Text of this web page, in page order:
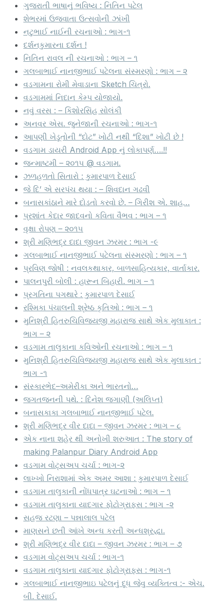
ગુજરાતી ભાષાનું ભવિષ્ય : નિતિન પટેલ
શેભરમાં ઉજવાતા ઉત્સવોની ઝાંખી
નટુભાઈ નાઈની રચનાઓ : ભાગ-૧
દર્શનકુમારના દર્શન !
નિતિન રાવલ ની રચનાઓ : ભાગ – ૧
ગલબાભાઈ નાનજીભાઈ પટેલના સંસ્મરણો : ભાગ – ૨
વડગામના રોમી મેવાડાના Sketch ચિત્રો.
વડગામમાં નિદાન કેમ્પ યોજાયો.
નવું વરસ : – કિશોરસિંહ સોલંકી
અનવર એસ. જુનેજાની રચનાઓ : ભાગ-૧
આપણી ખેડૂતોની “દોટ” ખોટી નથી “દિશા” ખોટી છે !
વડગામ ડાયરી Android App નું લોકાપર્ણ….!!
જન્માષ્ટમી – ૨૦૧૫ @ વડગામ.
ઝળહળતો સિતારો : કુમારપાળ દેસાઈ
જે દિ’ એ સરપંચ થયા : – શિવદાન ગઢવી
બનાસકાંઠાને મારે દોડતો કરવો છે. – ગિરીશ એ. શાહ…
પ્રશાંત કેદાર જાદવનો કવિતા વૈભવ : ભાગ – ૧
વૃક્ષા રોપણ – ૨૦૧૫
શ્રી મણિભદ્ર દાદા જીવન ઝરમર : ભાગ -૯
ગલબાભાઈ નાનજીભાઈ પટેલના સંસ્મરણો : ભાગ – ૧
પ્રવિણ જોષી : નવલકથાકાર, બાળસાહિત્યકાર, વાર્તાકાર.
પાલનપુરી બોલી : હારૂન બિહારી. ભાગ – ૧
પ્રગતિના પગથારે : કુમારપાળ દેસાઈ
રશ્મિકા પંચાલની શ્રેષ્ઠ કૃતિઓ : ભાગ – ૧
મુનિશ્રી હિતરુચિવિજયજી મહારાજ સાથે એક મુલાકાત :
ભાગ – ૨
વડગામ તાલુકાના કવિઓની રચનાઓ : ભાગ – ૧
મુનિશ્રી હિતરુચિવિજયજી મહારાજ સાથે એક મુલાકાત :
ભાગ -૧
સંસ્કારભેદ–અમેરીકા અને ભારતનો…
જગતજનની પથે. : દિનેશ જગાણી (અલિપ્ત)
બનાસકાકા ગલબાભાઈ નાનજીભાઈ પટેલ.
શ્રી મણિભદ્ર વીર દાદા – જીવન ઝરમર : ભાગ – ૮
એક નાના શહેર થી અનોખી શરુઆત : The story of
making Palanpur Diary Android App
વડગામ વોટ્સઅપ ચર્ચા : ભાગ-૨
લાખ્ખો નિરાશામાં એક અમર આશા : કુમારપાળ દેસાઈ
વડગામ તાલુકાની નોંધપાત્ર ઘટનાઓ : ભાગ – ૧
વડગામ તાલુકાના યાદગાર ફોટોગ્રાફ્સ : ભાગ -૨
સહજ રટણા – પન્નાલાલ પટેલ
માણસને છતી આંખે અન્ધ કરતી અન્ધશ્રદ્ધા.
શ્રી મણિભદ્ર વીર દાદા – જીવન ઝરમર : ભાગ – ૭
વડગામ વોટ્સઅપ ચર્ચા : ભાગ-૧
વડગામ તાલુકાના યાદગાર ફોટોગ્રાફ્સ : ભાગ-૧
ગલબાભાઈ નાનજીભાઇ પટેલનું દૂધ જેવુ વ્યક્તિત્વ :- એચ.
બી. દેસાઈ.